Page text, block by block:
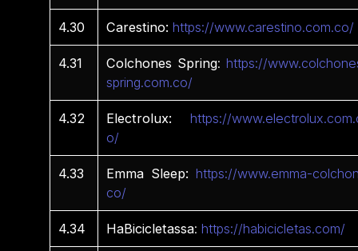
4.30 Carestino: https://www.carestino.com.co/
4.31 Colchones Spring:https://
spring.com.co/
4.32 Electrolux:
https://
o/
4.33 Emma Sleep:https://www.emma-
co/
4.34 HaBicicletassa:https://habicicletas.com/